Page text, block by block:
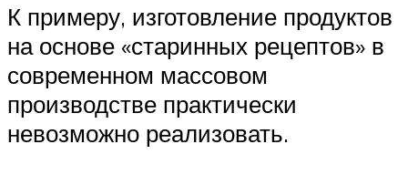
К примеру, изготовление продуктов
на основе «старинных рецептов» в
современном массовом
производстве практически
невозможно реализовать.